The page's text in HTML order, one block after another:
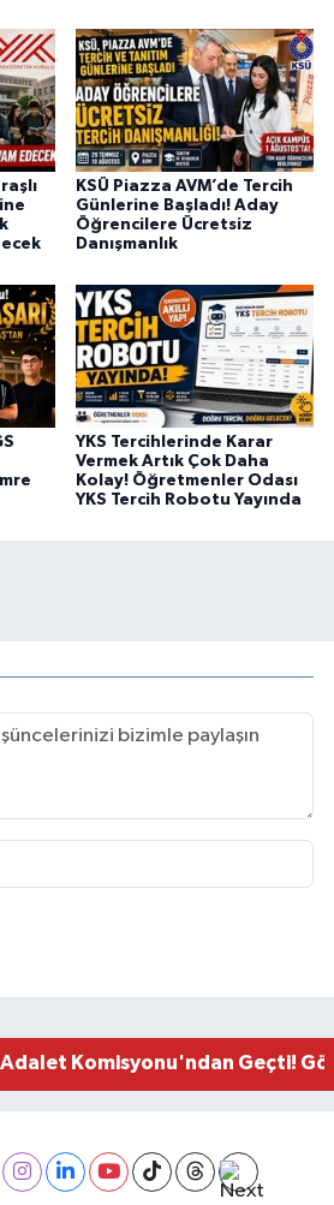
KSÜ Piazza AVM’de Tercih
Günlerine Başladı! Aday
Öğrencilere Ücretsiz
Danışmanlık
YKS Tercihlerinde Karar
Vermek Artık Çok Daha
Kolay! Öğretmenler Odası
YKS Tercih Robotu Yayında
İşçi Adana'daki Tünel
Adalet Komisyonu'ndan Geçti!
Okul Saldırısı TBMM
Pusula Maraş Eğitim
Tarım İçin Su Seferberliği